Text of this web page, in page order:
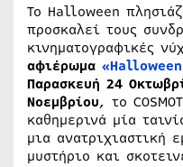
Το Halloween
προσκαλεί τους
κινηματογραφικές
αφιέρωμα
Παρασκευή 24
Νοεμβρίου, το
καθημερινά μία
μια ανατριχιαστική
μυστήριο και